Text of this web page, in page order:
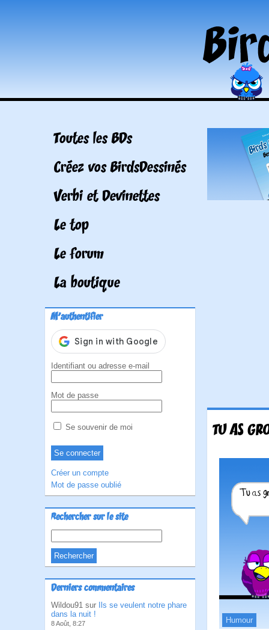
Toutes les BDs
Créez vos BirdsDessinés
Verbi et Devinettes
Le top
Le forum
La boutique
M'authentifier
Identifiant ou adresse e-mail
Mot de passe
Se souvenir de moi
Créer un compte
Mot de passe oublié
Rechercher sur le site
Derniers commentaires
Wildou91 sur
Ils se veulent notre phare
dans la nuit !
8 Août, 8:27
TU AS
Humour